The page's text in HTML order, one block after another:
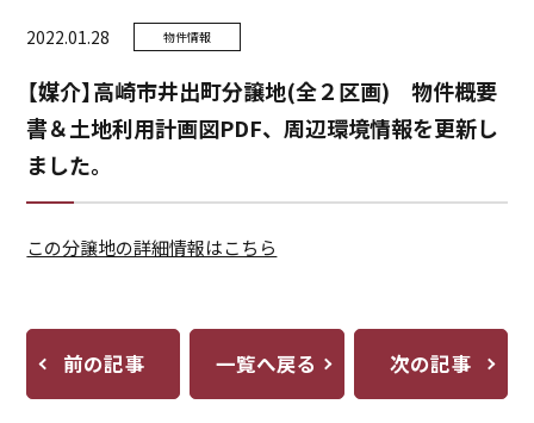
2022.01.28 物件情報
【媒介】高崎市井出町分譲地(全２区画) 物件概要
書＆土地利用計画図PDF、周辺環境情報を更新し
ました。
この分譲地の詳細情報はこちら
前の記事 一覧へ戻る 次の記事